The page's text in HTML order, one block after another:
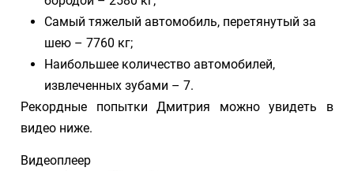
Самый тяжелый автомобиль, перетянутый за
шею – 7760 кг;
Наибольшее количество автомобилей,
извлеченных зубами – 7.
Рекордные попытки Дмитрия можно увидеть в
видео ниже.
Видеоплеер